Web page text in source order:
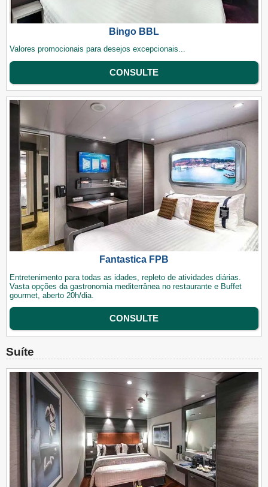
Bingo BBL
Valores promocionais para desejos excepcionais...
CONSULTE
Fantastica FPB
Entretenimento para todas as idades, repleto de atividades diárias.
Vasta opções da gastronomia mediterrânea no restaurante e Buffet
gourmet, aberto 20h/dia.
CONSULTE
Suíte